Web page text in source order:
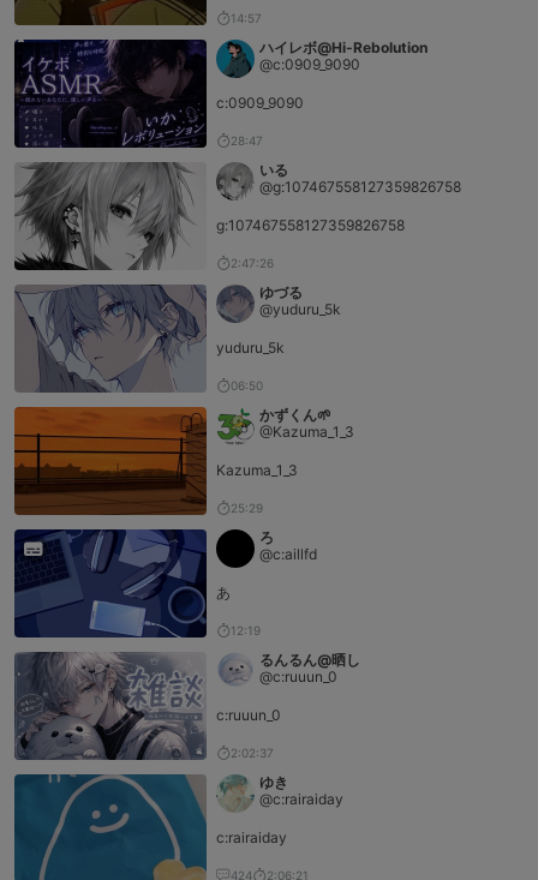
14:57
ハイレボ@Hi-Rebolution
@c:0909_9090
c:0909_9090
28:47
いる
@g:107467558127359826758
g:107467558127359826758
2:47:26
ゆづる
@yuduru_5k
yuduru_5k
06:50
かずくん🌱
@Kazuma_1_3
Kazuma_1_3
25:29
ろ
@c:aillfd
あ
12:19
るんるん@晒し
@c:ruuun_0
c:ruuun_0
2:02:37
ゆき
@c:rairaiday
c:rairaiday
424 2:06:21